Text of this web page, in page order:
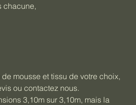
chacune,
mousse et tissu de votre choix,
ou contactez nous.
3,10m sur 3,10m, mais la